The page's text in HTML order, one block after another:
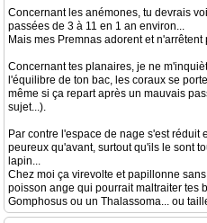
Concernant les anémones, tu devrais
passées de 3 à 11 en 1 an environ...
Mais mes Premnas adorent et n'arrêtent
Concernant tes planaires, je ne
l'équilibre de ton bac, les coraux se
même si ça repart après un mauvais
sujet...).
Par contre l'espace de nage s'est réduit
peureux qu'avant, surtout qu'ils le sont
lapin...
Chez moi ça virevolte et papillonne
poisson ange qui pourrait maltraiter tes
Gomphosus ou un Thalassoma... ou